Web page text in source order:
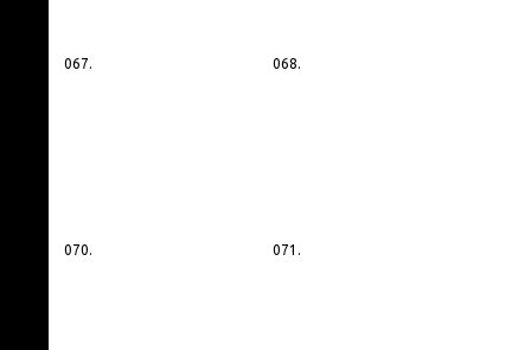
067. 068.
070. 071.